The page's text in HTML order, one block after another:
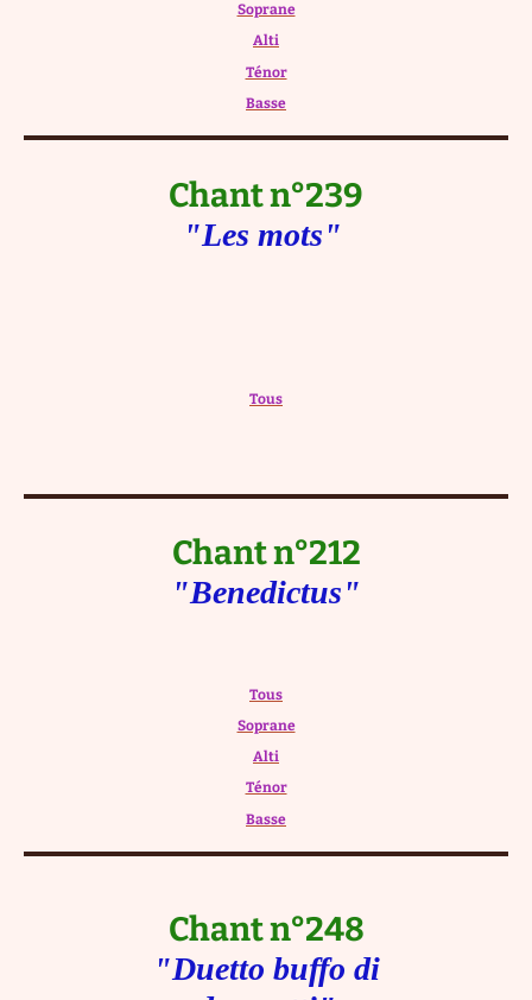
Soprane
Alti
Ténor
Basse
Chant n°239
"Les mots"
Tous
Chant n°212
"Benedictus"
Tous
Soprane
Alti
Ténor
Basse
Chant n°248
"Duetto buffo di